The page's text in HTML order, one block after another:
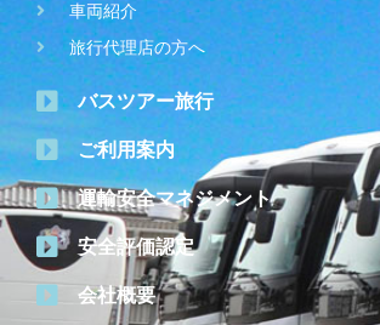
車両紹介
旅行代理店の方へ
バスツアー旅行
ご利用案内
運輸安全マネジメント
安全評価認定
会社概要